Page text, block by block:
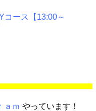
コース【13:00～
ａｍ やっています！